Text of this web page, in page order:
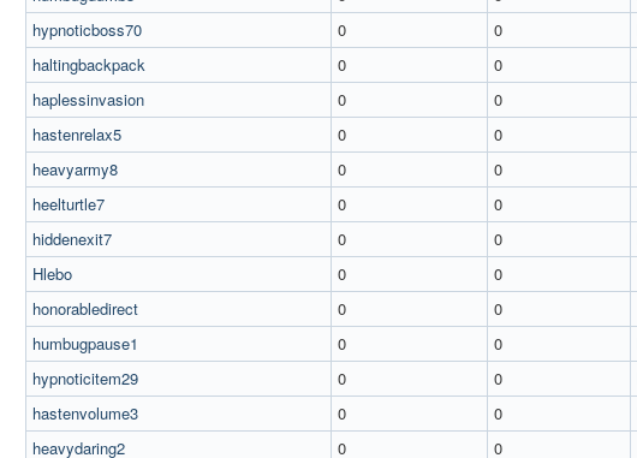
hypnoticboss70
0 0
haltingbackpack
0 0
haplessinvasion
0 0
hastenrelax5
0 0
heavyarmy8
0 0
heelturtle7
0 0
hiddenexit7
0 0
Hlebo
0 0
honorabledirect
0 0
humbugpause1
0 0
hypnoticitem29
0 0
hastenvolume3
0 0
heavydaring2
0 0